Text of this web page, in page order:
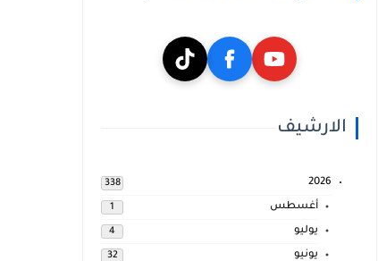
الارشيف
2026
338
أغسطس 1
يوليو 4
يونيو 32